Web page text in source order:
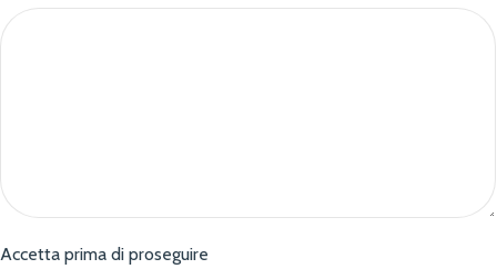
Accetta prima di proseguire